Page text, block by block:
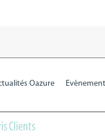
Oazure
Clients